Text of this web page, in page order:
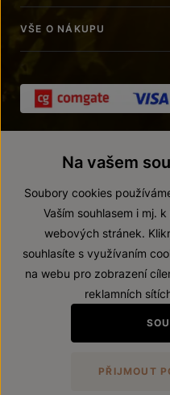
VŠE O NÁKUPU
© 2026
Zákaz prodeje
Vytvořil
Na vašem
Soubory cookies
Vaším souhlasem i mj.
webových stránek.
souhlasíte s využívaním
na webu pro zobrazení
reklamních
PŘIJMOUT